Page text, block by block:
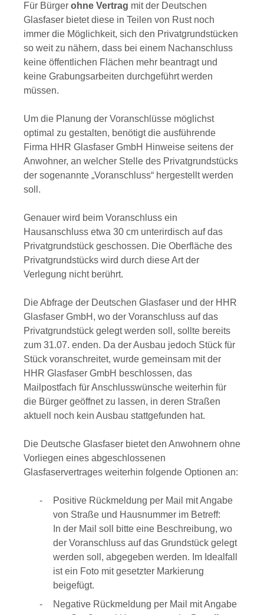
Für Bürger ohne Vertrag mit der Deutschen
Glasfaser bietet diese in Teilen von Rust noch
immer die Möglichkeit, sich den Privatgrundstücken
so weit zu nähern, dass bei einem Nachanschluss
keine öffentlichen Flächen mehr beantragt und
keine Grabungsarbeiten durchgeführt werden
müssen.
Um die Planung der Voranschlüsse möglichst
optimal zu gestalten, benötigt die ausführende
Firma HHR Glasfaser GmbH Hinweise seitens der
Anwohner, an welcher Stelle des Privatgrundstücks
der sogenannte „Voranschluss“ hergestellt werden
soll.
Genauer wird beim Voranschluss ein
Hausanschluss etwa 30 cm unterirdisch auf das
Privatgrundstück geschossen. Die Oberfläche des
Privatgrundstücks wird durch diese Art der
Verlegung nicht berührt.
Die Abfrage der Deutschen Glasfaser und der HHR
Glasfaser GmbH, wo der Voranschluss auf das
Privatgrundstück gelegt werden soll, sollte bereits
zum 31.07. enden. Da der Ausbau jedoch Stück für
Stück voranschreitet, wurde gemeinsam mit der
HHR Glasfaser GmbH beschlossen, das
Mailpostfach für Anschlusswünsche weiterhin für
die Bürger geöffnet zu lassen, in deren Straßen
aktuell noch kein Ausbau stattgefunden hat.
Die Deutsche Glasfaser bietet den Anwohnern ohne
Vorliegen eines abgeschlossenen
Glasfaservertrages weiterhin folgende Optionen an:
Positive Rückmeldung per Mail mit Angabe
von Straße und Hausnummer im Betreff:
In der Mail soll bitte eine Beschreibung, wo
der Voranschluss auf das Grundstück gelegt
werden soll, abgegeben werden. Im Idealfall
ist ein Foto mit gesetzter Markierung
beigefügt.
Negative Rückmeldung per Mail mit Angabe